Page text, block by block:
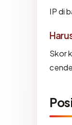
IP di
Skor